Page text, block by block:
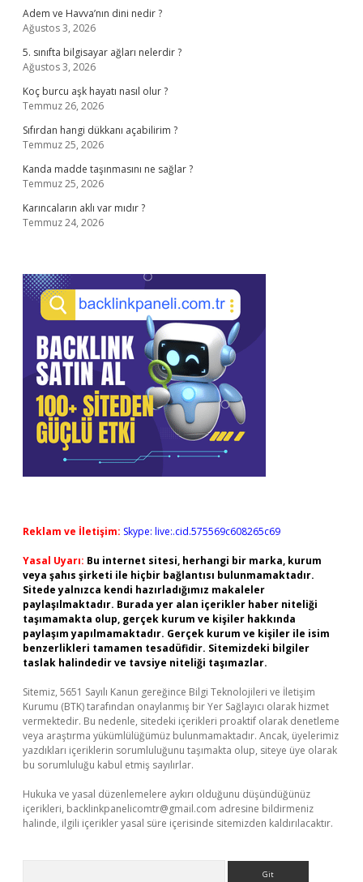
Adem ve Havva’nın dini nedir ?
Ağustos 3, 2026
5. sınıfta bilgisayar ağları nelerdir ?
Ağustos 3, 2026
Koç burcu aşk hayatı nasıl olur ?
Temmuz 26, 2026
Sıfırdan hangi dükkanı açabilirim ?
Temmuz 25, 2026
Kanda madde taşınmasını ne sağlar ?
Temmuz 25, 2026
Karıncaların aklı var mıdır ?
Temmuz 24, 2026
Reklam ve İletişim: Skype: live:.cid.575569c608265c69
Yasal Uyarı: Bu internet sitesi, herhangi bir marka, kurum
veya şahıs şirketi ile hiçbir bağlantısı bulunmamaktadır.
Sitede yalnızca kendi hazırladığımız makaleler
paylaşılmaktadır. Burada yer alan içerikler haber niteliği
taşımamakta olup, gerçek kurum ve kişiler hakkında
paylaşım yapılmamaktadır. Gerçek kurum ve kişiler ile isim
benzerlikleri tamamen tesadüfidir. Sitemizdeki bilgiler
taslak halindedir ve tavsiye niteliği taşımazlar.
Sitemiz, 5651 Sayılı Kanun gereğince Bilgi Teknolojileri ve İletişim
Kurumu (BTK) tarafından onaylanmış bir Yer Sağlayıcı olarak hizmet
vermektedir. Bu nedenle, sitedeki içerikleri proaktif olarak denetleme
veya araştırma yükümlülüğümüz bulunmamaktadır. Ancak, üyelerimiz
yazdıkları içeriklerin sorumluluğunu taşımakta olup, siteye üye olarak
bu sorumluluğu kabul etmiş sayılırlar.
Hukuka ve yasal düzenlemelere aykırı olduğunu düşündüğünüz
içerikleri, backlinkpanelicomtr@gmail.com adresine bildirmeniz
halinde, ilgili içerikler yasal süre içerisinde sitemizden kaldırılacaktır.